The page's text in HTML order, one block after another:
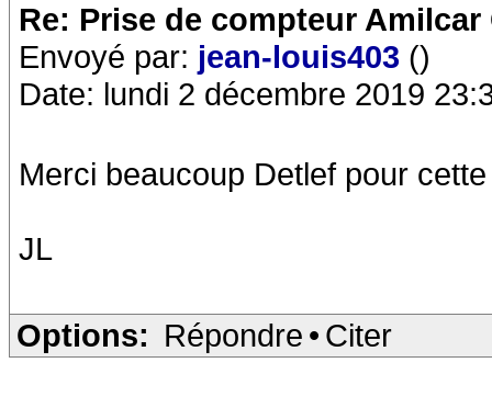
Re: Prise de compteur Amilcar
Envoyé par: jean-louis403 ()
Date: lundi 2 décembre 2019
Merci beaucoup Detlef pour
JL
Options: Répondre • Citer